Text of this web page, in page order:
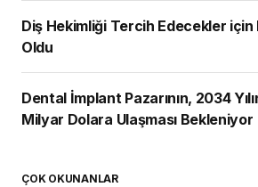
Diş Hekimliği Tercih Edecekler için Kontenjanlar Belli
Oldu
Dental İmplant Pazarının, 2034
Milyar Dolara Ulaşması Bekleniyor
ÇOK OKUNANLAR